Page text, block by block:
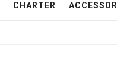
CHARTER ACCESSORI